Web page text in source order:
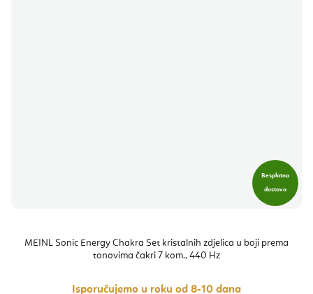
Besplatna
dostava
MEINL Sonic Energy Chakra Set kristalnih zdjelica u boji prema
tonovima čakri 7 kom., 440 Hz
Isporučujemo u roku od 8-10 dana